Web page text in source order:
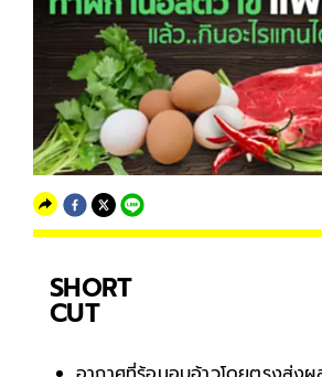
SHORT
CUT